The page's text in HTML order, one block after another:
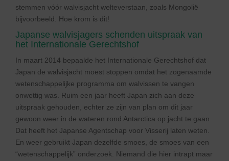
stemmen vóór walvisjacht welteverstaan, zoals Mongolië
bijvoorbeeld. Hoe krom is dit!
Japanse walvisjagers schenden uitspraak van
het Internationale Gerechtshof
In maart 2014 bepaalde het Internationale Gerechtshof dat
Japan de walvisjacht moest stoppen omdat het zogenaamde
wetenschappelijke programma om walvissen te vangen
onwettig was. Ruim een jaar heeft Japan zich aan deze
uitspraak gehouden, echter ze zijn van plan om dit jaar
gewoon weer in de wateren rond Antarctica op jacht te gaan.
Dat heeft het Japanse Agentschap voor Visserij laten weten.
En weer gebruikt Japan dezelfde smoes, de smoes van een
“wetenschappelijk” onderzoek. Niemand die hier intrapt maar